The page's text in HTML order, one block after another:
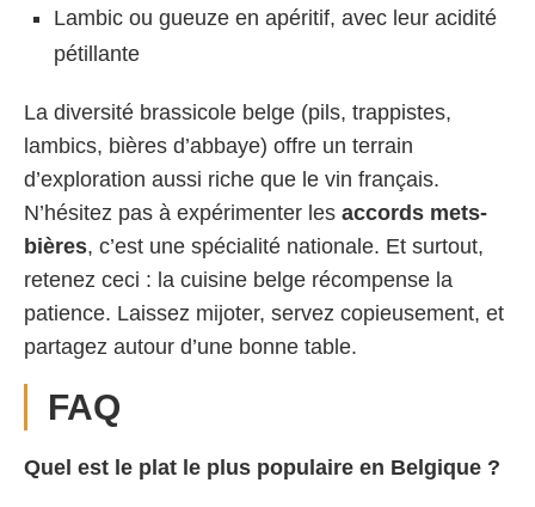
Lambic ou gueuze en apéritif, avec leur acidité
pétillante
La diversité brassicole belge (pils, trappistes,
lambics, bières d’abbaye) offre un terrain
d’exploration aussi riche que le vin français.
N’hésitez pas à expérimenter les accords mets-
bières, c’est une spécialité nationale. Et surtout,
retenez ceci : la cuisine belge récompense la
patience. Laissez mijoter, servez copieusement, et
partagez autour d’une bonne table.
FAQ
Quel est le plat le plus populaire en Belgique ?